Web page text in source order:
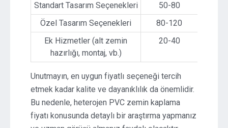
Standart Tasarım Seçenekleri
50-80
Özel Tasarım Seçenekleri
80-120
Ek Hizmetler (alt zemin
hazırlığı, montaj, vb.)
20-40
Unutmayın, en uygun fiyatlı seçeneği tercih
etmek kadar kalite ve dayanıklılık da önemlidir.
Bu nedenle, heterojen PVC zemin kaplama
fiyatı konusunda detaylı bir araştırma yapmanız